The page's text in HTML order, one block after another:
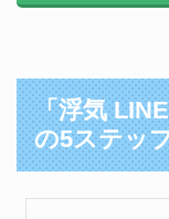
「浮気
の5ステッ